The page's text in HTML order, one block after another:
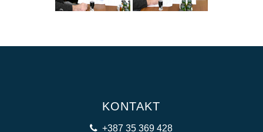
KONTAKT
+387 35 369 428